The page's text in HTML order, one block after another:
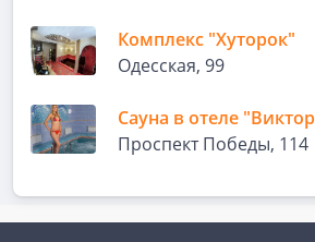
Комплекс "Хуторок"
Одесская, 99
Сауна в отеле
Проспект Победы, 114